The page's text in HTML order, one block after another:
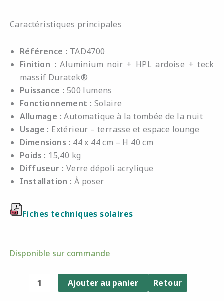
Caractéristiques principales
Référence : TAD4700
Finition : Aluminium noir + HPL ardoise + teck
massif Duratek®
Puissance : 500 lumens
Fonctionnement : Solaire
Allumage : Automatique à la tombée de la nuit
Usage : Extérieur – terrasse et espace lounge
Dimensions : 44 x 44 cm – H 40 cm
Poids : 15,40 kg
Diffuseur : Verre dépoli acrylique
Installation : À poser
Fiches techniques solaires
Disponible sur commande
quantité
Ajouter au panier Retour